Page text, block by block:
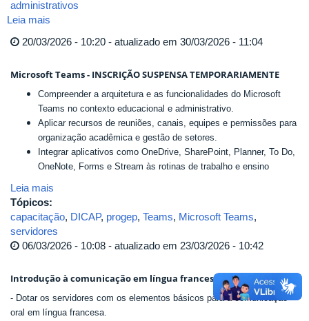
administrativos
Leia mais
de
-
2018
20/03/2026 - 10:20 - atualizado em 30/03/2026 - 11:04
Microsoft Teams - INSCRIÇÃO SUSPENSA TEMPORARIAMENTE
Compreender a arquitetura e as funcionalidades do Microsoft
Teams no contexto educacional e administrativo.
Aplicar recursos de reuniões, canais, equipes e permissões para
organização acadêmica e gestão de setores.
Integrar aplicativos como OneDrive, SharePoint, Planner, To Do,
OneNote, Forms e Stream às rotinas de trabalho e ensino
Leia mais
Tópicos:
capacitação, DICAP, progep, Teams, Microsoft Teams,
servidores
06/03/2026 - 10:08 - atualizado em 23/03/2026 - 10:42
Introdução à comunicação em língua francesa
- Dotar os servidores com os elementos básicos para a comunicação
oral em língua francesa.